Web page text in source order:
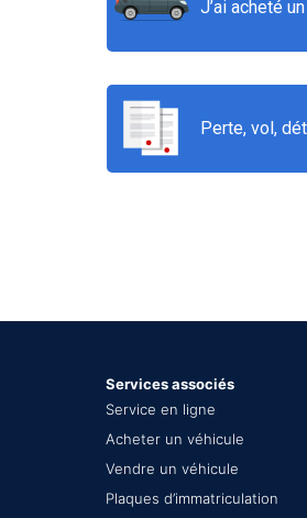
J’ai acheté
Perte, vol,
Services associés
Service en ligne
Acheter un véhicule
Vendre un véhicule
Plaques d’immatriculation